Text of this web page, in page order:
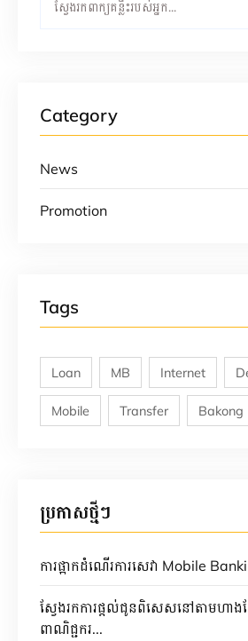
Category
News
Promotion
Tags
Loan MB Internet
Mobile Transfer Bakong
ប្រកាសថ្មីៗ
ការផ្អាកដំណើរការសេវា Mobile
ស្វែងរកការផ្តល់ជូនពិសេសនៅតាមហាងដ
ពាណិជ្ជករ...